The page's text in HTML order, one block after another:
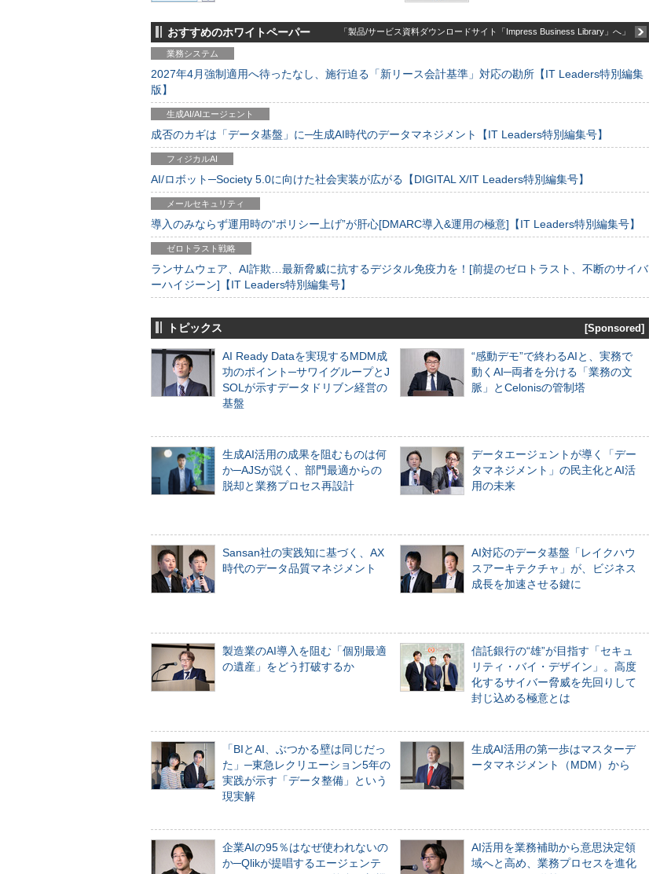
おすすめのホワイトペーパー 「製品/サービス資料ダウンロードサイト「Impress Business Library」へ」
業務システム
2027年4月強制適用へ待ったなし、施行迫る「新リース会計基準」対応の勘所【IT Leaders特別編集
版】
生成AI/AIエージェント
成否のカギは「データ基盤」に─生成AI時代のデータマネジメント【IT Leaders特別編集号】
フィジカルAI
AI/ロボット─Society 5.0に向けた社会実装が広がる【DIGITAL X/IT Leaders特別編集号】
メールセキュリティ
導入のみならず運用時の“ポリシー上げ”が肝心[DMARC導入&運用の極意]【IT Leaders特別編集号】
ゼロトラスト戦略
ランサムウェア、AI詐欺…最新脅威に抗するデジタル免疫力を！[前提のゼロトラスト、不断のサイバ
ーハイジーン]【IT Leaders特別編集号】
トピックス [Sponsored]
AI Ready Dataを実現するMDM成
功のポイント─サワイグループとJ
SOLが示すデータドリブン経営の
基盤
“感動デモ”で終わるAIと、実務で
動くAI─両者を分ける「業務の文
脈」とCelonisの管制塔
生成AI活用の成果を阻むものは何
か─AJSが説く、部門最適からの
脱却と業務プロセス再設計
データエージェントが導く「デー
タマネジメント」の民主化とAI活
用の未来
Sansan社の実践知に基づく、AX
時代のデータ品質マネジメント
AI対応のデータ基盤「レイクハウ
スアーキテクチャ」が、ビジネス
成長を加速させる鍵に
製造業のAI導入を阻む「個別最適
の遺産」をどう打破するか
信託銀行の“雄”が目指す「セキュ
リティ・バイ・デザイン」。高度
化するサイバー脅威を先回りして
封じ込める極意とは
「BIとAI、ぶつかる壁は同じだっ
た」─東急レクリエーション5年の
実践が示す「データ整備」という
現実解
生成AI活用の第一歩はマスターデ
ータマネジメント（MDM）から
企業AIの95％はなぜ使われないの
か─Qlikが提唱するエージェンテ
AI活用を業務補助から意思決定領
域へと高め、業務プロセスを進化